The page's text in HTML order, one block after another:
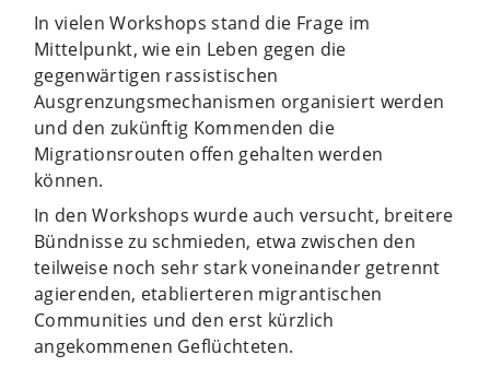
In vielen Workshops stand die Frage im
Mittelpunkt, wie ein Leben gegen die
gegenwärtigen rassistischen
Ausgrenzungsmechanismen organisiert werden
und den zukünftig Kommenden die
Migrationsrouten offen gehalten werden
können.
In den Workshops wurde auch versucht, breitere
Bündnisse zu schmieden, etwa zwischen den
teilweise noch sehr stark voneinander getrennt
agierenden, etablierteren migrantischen
Communities und den erst kürzlich
angekommenen Geflüchteten.